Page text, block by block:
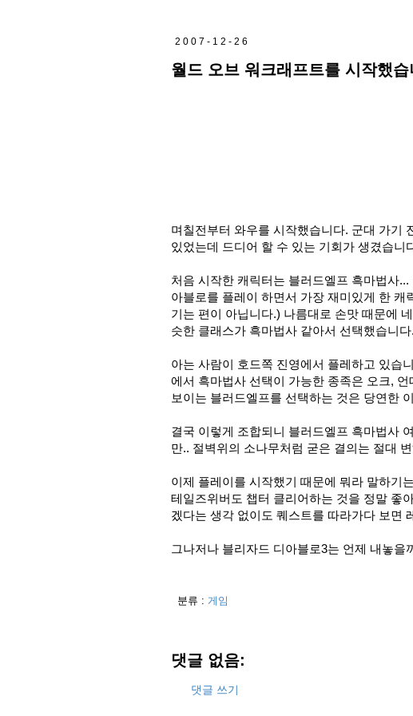
2007-12-26
월드 오브 워크래프트를 시작했습
며칠전부터 와우를 시작했습니다. 군대 가기
있었는데 드디어 할 수 있는 기회가 생겼습니
처음 시작한 캐릭터는 블러드엘프 흑마법사
아블로를 플레이 하면서 가장 재미있게 한
기는 편이 아닙니다.) 나름대로 손맛 때문에
슷한 클래스가 흑마법사 같아서 선택했습니
아는 사람이 호드쪽 진영에서 플레하고 있습
에서 흑마법사 선택이 가능한 종족은 오크,
보이는 블러드엘프를 선택하는 것은 당연한
결국 이렇게 조합되니 블러드엘프 흑마법사
만.. 절벽위의 소나무처럼 굳은 결의는 절대
이제 플레이를 시작했기 때문에 뭐라 말하기
테일즈위버도 챕터 클리어하는 것을 정말 좋
겠다는 생각 없이도 퀘스트를 따라가다 보면
그나저나 블리자드 디아블로3는 언제 내놓을
분류 : 게임
댓글 없음:
댓글 쓰기